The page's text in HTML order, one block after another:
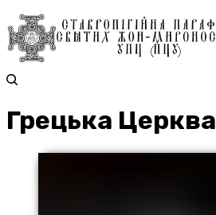
Грецька Церква